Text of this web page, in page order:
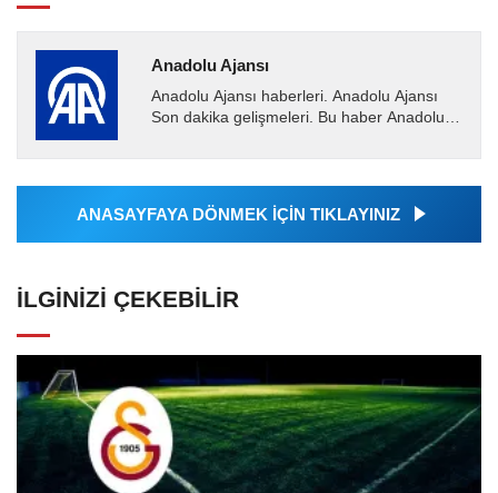
Anadolu Ajansı
Anadolu Ajansı haberleri. Anadolu Ajansı
Son dakika gelişmeleri. Bu haber Anadolu
Ajansı tarafından...
ANASAYFAYA DÖNMEK İÇİN TIKLAYINIZ
İLGINIZI ÇEKEBILIR